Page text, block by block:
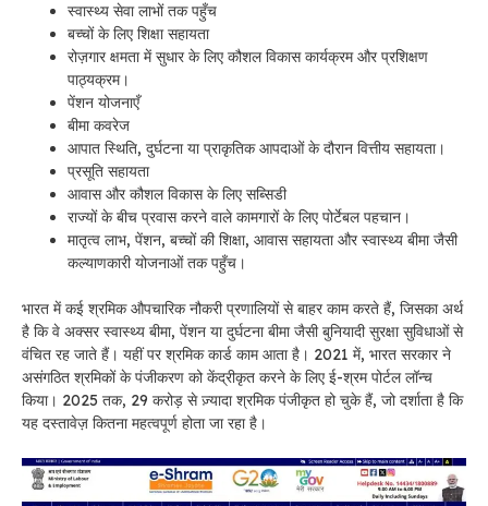
स्वास्थ्य सेवा लाभों तक पहुँच
बच्चों के लिए शिक्षा सहायता
रोज़गार क्षमता में सुधार के लिए कौशल विकास कार्यक्रम और प्रशिक्षण
पाठ्यक्रम।
पेंशन योजनाएँ
बीमा कवरेज
आपात स्थिति, दुर्घटना या प्राकृतिक आपदाओं के दौरान वित्तीय सहायता।
प्रसूति सहायता
आवास और कौशल विकास के लिए सब्सिडी
राज्यों के बीच प्रवास करने वाले कामगारों के लिए पोर्टेबल पहचान।
मातृत्व लाभ, पेंशन, बच्चों की शिक्षा, आवास सहायता और स्वास्थ्य बीमा जैसी
कल्याणकारी योजनाओं तक पहुँच।
भारत में कई श्रमिक औपचारिक नौकरी प्रणालियों से बाहर काम करते हैं, जिसका अर्थ
है कि वे अक्सर स्वास्थ्य बीमा, पेंशन या दुर्घटना बीमा जैसी बुनियादी सुरक्षा सुविधाओं से
वंचित रह जाते हैं। यहीं पर श्रमिक कार्ड काम आता है। 2021 में, भारत सरकार ने
असंगठित श्रमिकों के पंजीकरण को केंद्रीकृत करने के लिए ई-श्रम पोर्टल लॉन्च
किया। 2025 तक, 29 करोड़ से ज़्यादा श्रमिक पंजीकृत हो चुके हैं, जो दर्शाता है कि
यह दस्तावेज़ कितना महत्वपूर्ण होता जा रहा है।